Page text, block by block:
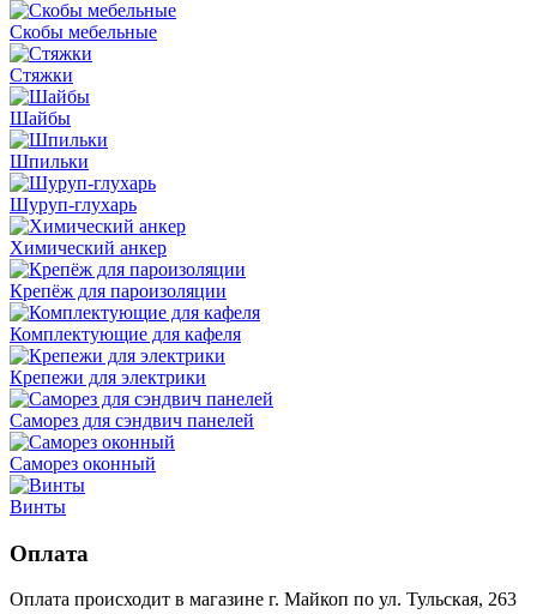
Скобы мебельные
Стяжки
Шайбы
Шпильки
Шуруп-глухарь
Химический анкер
Крепёж для пароизоляции
Комплектующие для кафеля
Крепежи для электрики
Саморез для сэндвич панелей
Саморез оконный
Винты
Оплата
Оплата происходит в магазине г. Майкоп по ул. Тульская, 263